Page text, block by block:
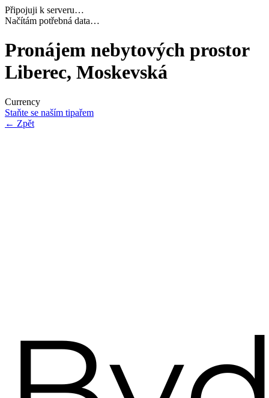
Připojuji k serveru…
Dokončuji inicializaci…
Pronájem nebytových prostor
Liberec, Moskevská
Currency
Staňte se naším tipařem
← Zpět